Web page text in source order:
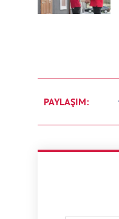
PAYLAŞIM: